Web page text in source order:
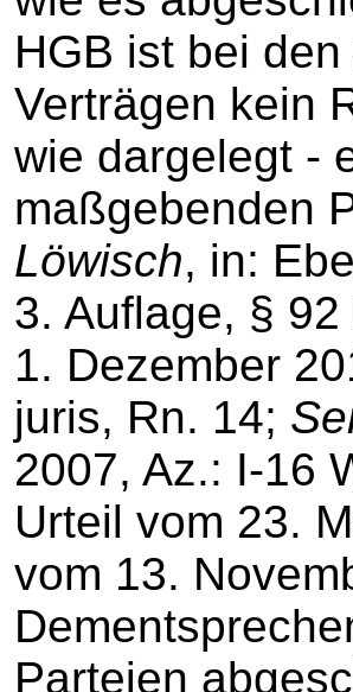
HGB ist bei
Verträgen kein
wie dargelegt -
maßgebenden
Löwisch, in:
3. Auflage, § 92
1. Dezember
juris, Rn. 14;
2007, Az.: I-16
Urteil vom 23.
vom 13.
Parteien